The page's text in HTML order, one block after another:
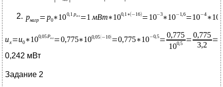
0,242 мВт
Задание 2